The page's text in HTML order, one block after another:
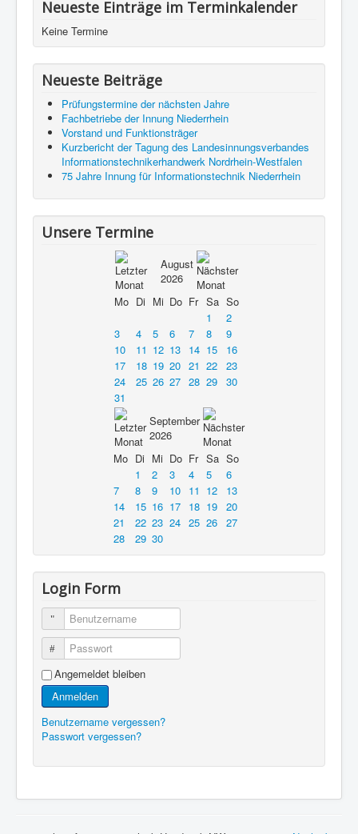
Neueste Einträge im Terminkalender
Keine Termine
Neueste Beiträge
Prüfungstermine der nächsten Jahre
Fachbetriebe der Innung Niederrhein
Vorstand und Funktionsträger
Kurzbericht der Tagung des Landesinnungsverbandes
Informationstechnikerhandwerk Nordrhein-Westfalen
75 Jahre Innung für Informationstechnik Niederrhein
Unsere Termine
August
2026
Mo Di Mi Do Fr Sa So
1
2
3
4 5 6 7 8
9
10
11 12 13 14 15
16
17
18 19 20 21 22
23
24
25 26 27 28 29
30
31
September
2026
Mo Di Mi Do Fr Sa So
1
2 3 4 5
6
7
8 9 10 11 12
13
14
15 16 17 18 19
20
21
22 23 24 25 26
27
28
29 30
Login Form
Benutzername
Passwort
Angemeldet bleiben
Anmelden
Benutzername vergessen?
Passwort vergessen?